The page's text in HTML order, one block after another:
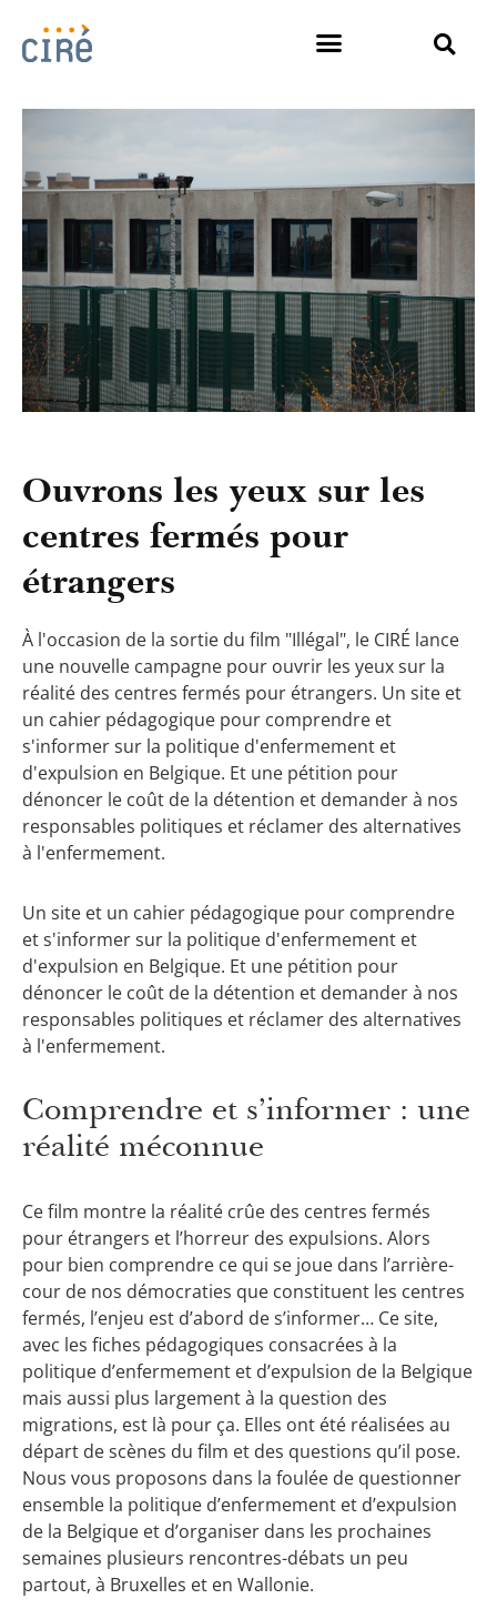
Ouvrons les yeux sur les
centres fermés pour
étrangers
À l'occasion de la sortie du film "Illégal", le CIRÉ lance
une nouvelle campagne pour ouvrir les yeux sur la
réalité des centres fermés pour étrangers. Un site et
un cahier pédagogique pour comprendre et
s'informer sur la politique d'enfermement et
d'expulsion en Belgique. Et une pétition pour
dénoncer le coût de la détention et demander à nos
responsables politiques et réclamer des alternatives
à l'enfermement.
Un site et un cahier pédagogique pour comprendre
et s'informer sur la politique d'enfermement et
d'expulsion en Belgique. Et une pétition pour
dénoncer le coût de la détention et demander à nos
responsables politiques et réclamer des alternatives
à l'enfermement.
Comprendre et s’informer : une
réalité méconnue
Ce film montre la réalité crûe des centres fermés
pour étrangers et l’horreur des expulsions. Alors
pour bien comprendre ce qui se joue dans l’arrière-
cour de nos démocraties que constituent les centres
fermés, l’enjeu est d’abord de s’informer… Ce site,
avec les fiches pédagogiques consacrées à la
politique d’enfermement et d’expulsion de la Belgique
mais aussi plus largement à la question des
migrations, est là pour ça. Elles ont été réalisées au
départ de scènes du film et des questions qu’il pose.
Nous vous proposons dans la foulée de questionner
ensemble la politique d’enfermement et d’expulsion
de la Belgique et d’organiser dans les prochaines
semaines plusieurs rencontres-débats un peu
partout, à Bruxelles et en Wallonie.